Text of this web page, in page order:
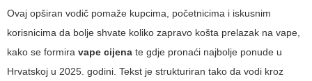
Ovaj opširan vodič pomaže kupcima, početnicima i iskusnim
korisnicima da bolje shvate koliko zapravo košta prelazak na vape,
kako se formira vape cijena te gdje pronaći najbolje ponude u
Hrvatskoj u 2025. godini. Tekst je strukturiran tako da vodi kroz